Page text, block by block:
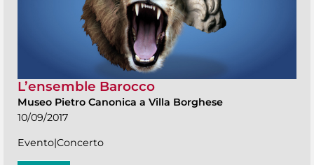
L’ensemble Barocco
Museo Pietro Canonica a Villa Borghese
10/09/2017
Evento|Concerto